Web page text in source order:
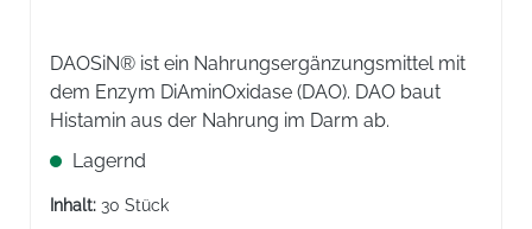
DAOSiN® ist ein Nahrungsergänzungsmittel mit
dem Enzym DiAminOxidase (DAO). DAO baut
Histamin aus der Nahrung im Darm ab.
Lagernd
Inhalt: 30 Stück